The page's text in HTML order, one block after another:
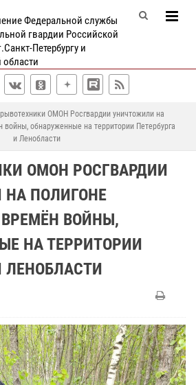
Федеральной службы
гвардии Российской
Петербургу и
ОМОН Росгвардии уничтожили на
войны, обнаруженные на территории Петербурга
и Ленобласти
ОМОН РОСГВАРДИИ
ПОЛИГОНЕ
ВОЙНЫ,
НА ТЕРРИТОРИИ
ЛЕНОБЛАСТИ